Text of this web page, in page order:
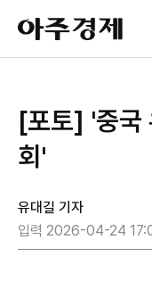
아
주
경
[포토] '중국
회'
유대길 기자
입력 2026-04-24